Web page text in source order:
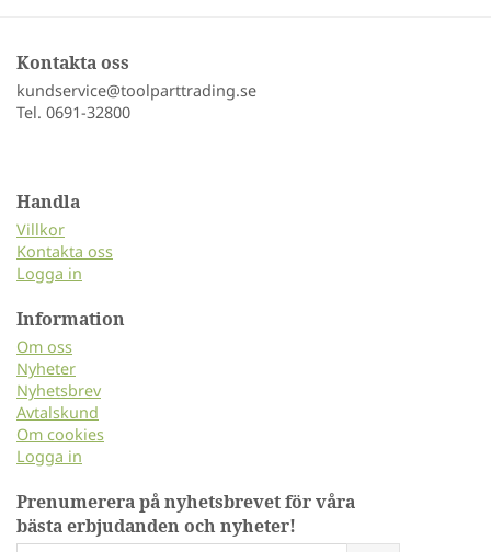
Kontakta oss
kundservice@toolparttrading.se
Tel. 0691-32800
Handla
Villkor
Kontakta oss
Logga in
Information
Om oss
Nyheter
Nyhetsbrev
Avtalskund
Om cookies
Logga in
Prenumerera på nyhetsbrevet för våra
bästa erbjudanden och nyheter!